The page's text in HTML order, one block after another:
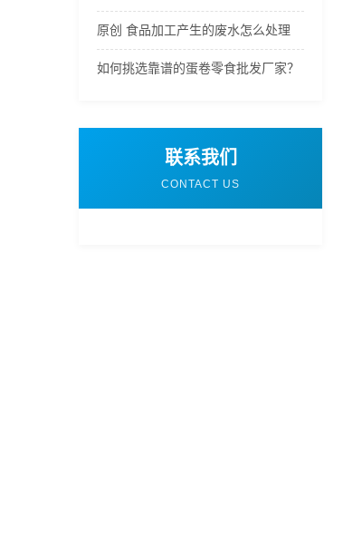
原创 食品加工产生的废水怎么处理
如何挑选靠谱的蛋卷零食批发厂家？
联系我们
CONTACT US